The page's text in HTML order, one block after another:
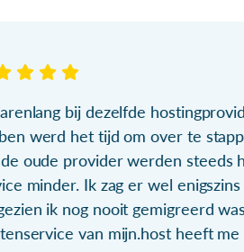
bij dezelfde
werd het tijd om over te
oude provider werden steeds
minder. Ik zag er wel
ik nog nooit gemigreerd
van mijn.host heeft